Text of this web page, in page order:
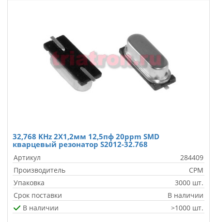
32,768 KHz 2X1,2мм 12,5пф 20ppm SMD
кварцевый резонатор S2012-32.768
Артикул
284409
Производитель
CPM
Упаковка
3000 шт.
Срок поставки
В наличии
В наличии
>1000 шт.